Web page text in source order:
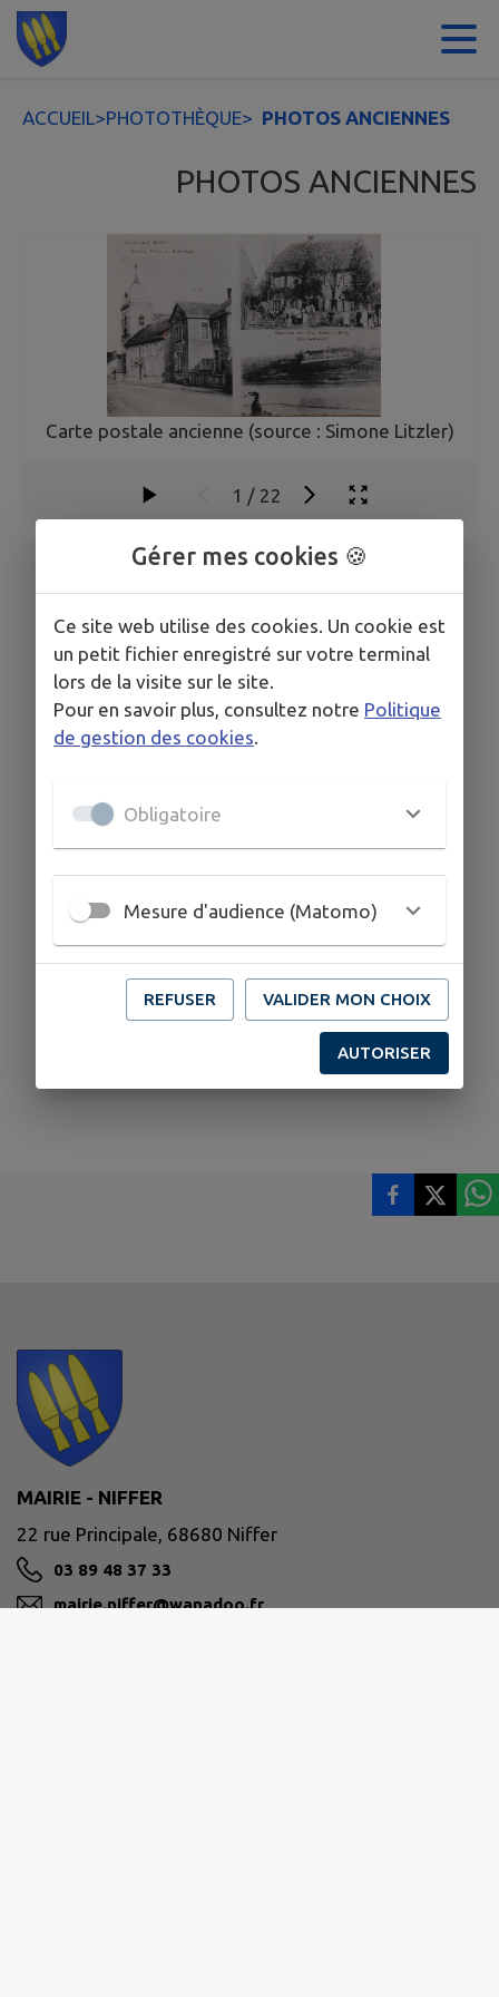
Contenu
ACCUEIL>PHOTOTHÈQUE> PHOTOS ANCIENNES
PHOTOS ANCIENNES
Carte postale ancienne (source : Simone Litzler)
1 / 22
MAIRIE - NIFFER
22 rue Principale, 68680 Niffer
03 89 48 37 33
mairie.niffer@wanadoo.fr
Gérer mes cookies 🍪
Ce site web utilise des cookies. Un cookie est
un petit fichier enregistré sur votre terminal
lors de la visite sur le site.
Pour en savoir plus, consultez notre Politique
de gestion des cookies.
Obligatoire
Mesure d'audience (Matomo)
REFUSER VALIDER MON CHOIX
AUTORISER